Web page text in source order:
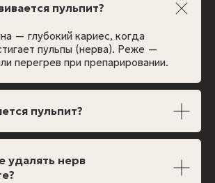
пульпит?
— глубокий кариес, когда
пульпы (нерва). Реже —
перегрев при препарировании.
пульпит?
удалять нерв